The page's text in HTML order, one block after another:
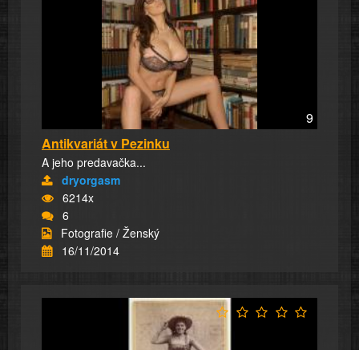
9
Antikvariát v Pezinku
A jeho predavačka...
dryorgasm
6214x
6
Fotografie / Ženský
16/11/2014